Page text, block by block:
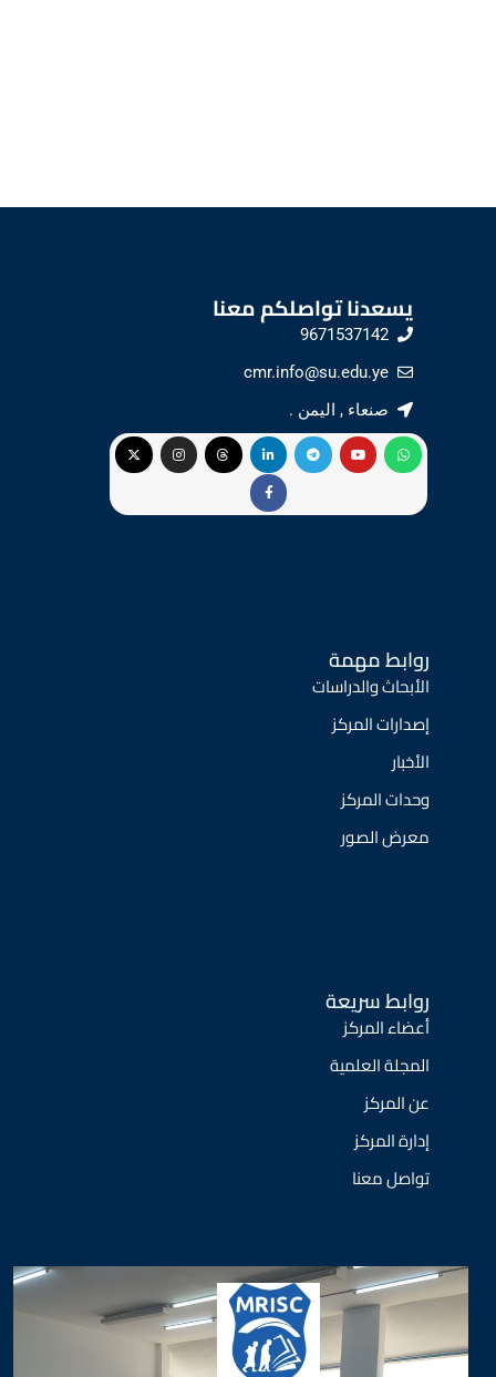
يسعدنا تواصلكم معنا
9671537142
cmr.info@su.edu.ye
صنعاء , اليمن .
روابط مهمة
الأبحاث والدراسات
إصدارات المركز
الأخبار
وحدات المركز
معرض الصور
روابط سريعة
أعضاء المركز
المجلة العلمية
عن المركز
إدارة المركز
تواصل معنا